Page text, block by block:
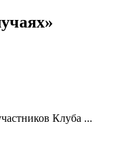
Клуба ...